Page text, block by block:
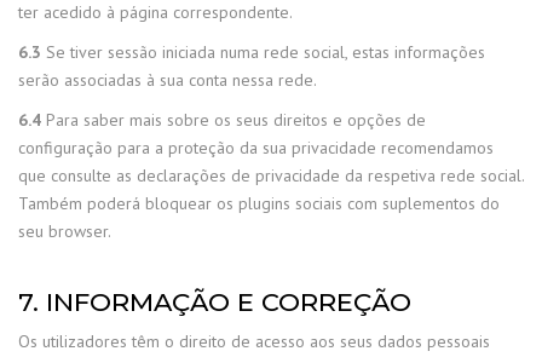
ter acedido à página correspondente.
6.3 Se tiver sessão iniciada numa rede social, estas informações
serão associadas à sua conta nessa rede.
6.4 Para saber mais sobre os seus direitos e opções de
configuração para a proteção da sua privacidade recomendamos
que consulte as declarações de privacidade da respetiva rede social.
Também poderá bloquear os plugins sociais com suplementos do
seu browser.
7. INFORMAÇÃO E CORREÇÃO
Os utilizadores têm o direito de acesso aos seus dados pessoais